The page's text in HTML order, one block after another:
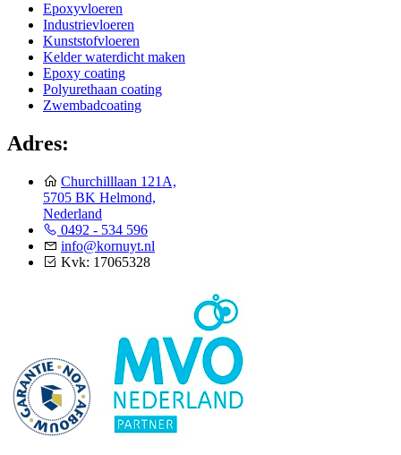
Epoxyvloeren
Industrievloeren
Kunststofvloeren
Kelder waterdicht maken
Epoxy coating
Polyurethaan coating
Zwembadcoating
Adres:
Churchilllaan 121A,
5705 BK Helmond,
Nederland
0492 - 534 596
info@kornuyt.nl
Kvk: 17065328